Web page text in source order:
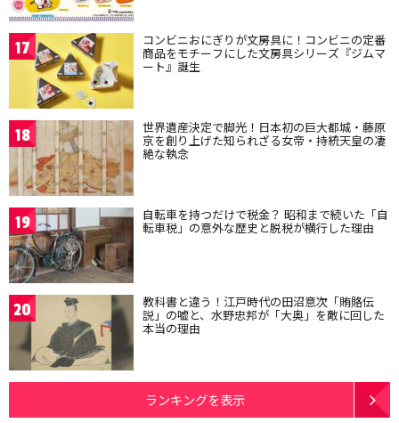
17 コンビニおにぎりが文房具に！コンビニの定番
商品をモチーフにした文房具シリーズ『ジムマ
ート』誕生
18 世界遺産決定で脚光！日本初の巨大都城・藤原
京を創り上げた知られざる女帝・持統天皇の凄
絶な執念
19 自転車を持つだけで税金？ 昭和まで続いた「自
転車税」の意外な歴史と脱税が横行した理由
20 教科書と違う！江戸時代の田沼意次「賄賂伝
説」の嘘と、水野忠邦が「大奥」を敵に回した
本当の理由
ランキングを表示